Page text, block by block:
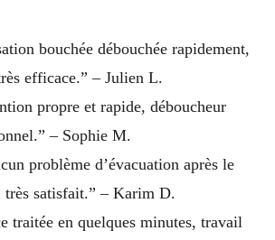
bouchée débouchée rapidement,
efficace.” – Julien L.
propre et rapide, déboucheur
– Sophie M.
problème d’évacuation après le
très satisfait.” – Karim D.
traitée en quelques minutes, travail